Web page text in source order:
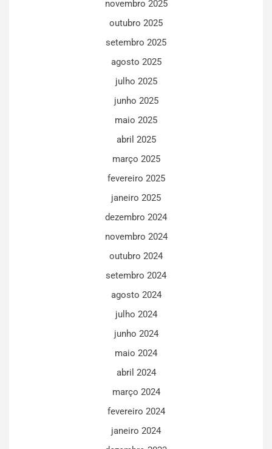
novembro 2025
outubro 2025
setembro 2025
agosto 2025
julho 2025
junho 2025
maio 2025
abril 2025
março 2025
fevereiro 2025
janeiro 2025
dezembro 2024
novembro 2024
outubro 2024
setembro 2024
agosto 2024
julho 2024
junho 2024
maio 2024
abril 2024
março 2024
fevereiro 2024
janeiro 2024